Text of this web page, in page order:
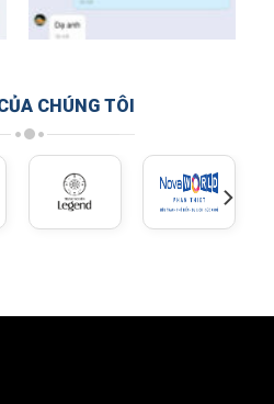
CHÚNG TÔI